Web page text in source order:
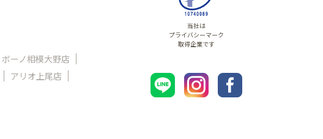
ボーノ相模大野店
アリオ上尾店
当社は
プライバシーマーク
取得企業です